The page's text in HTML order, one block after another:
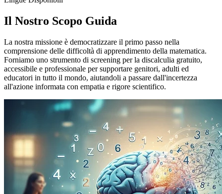
Il Nostro Scopo Guida
La nostra missione è democratizzare il primo passo nella
comprensione delle difficoltà di apprendimento della matematica.
Forniamo uno strumento di screening per la discalculia gratuito,
accessibile e professionale per supportare genitori, adulti ed
educatori in tutto il mondo, aiutandoli a passare dall'incertezza
all'azione informata con empatia e rigore scientifico.